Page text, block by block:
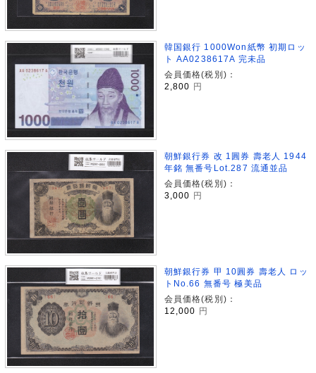
韓国銀行 1000Won紙幣 初期ロッ
ト AA0238617A 完未品
会員価格(税別)：
2,800 円
朝鮮銀行券 改 1圓券 壽老人 1944
年銘 無番号Lot.287 流通並品
会員価格(税別)：
3,000 円
朝鮮銀行券 甲 10圓券 壽老人 ロッ
トNo.66 無番号 極美品
会員価格(税別)：
12,000
円